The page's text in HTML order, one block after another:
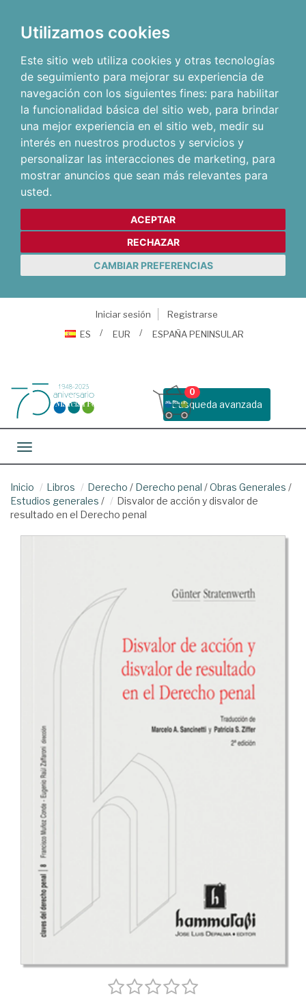
Utilizamos cookies
Este sitio web utiliza cookies y otras tecnologías
de seguimiento para mejorar su experiencia de
navegación con los siguientes fines: para habilitar
la funcionalidad básica del sitio web, para brindar
una mejor experiencia en el sitio web, medir su
interés en nuestros productos y servicios y
personalizar las interacciones de marketing, para
mostrar anuncios que sean más relevantes para
usted.
ACEPTAR
RECHAZAR
CAMBIAR PREFERENCIAS
Iniciar sesión
Registrarse
ES
EUR ESPAÑA PENINSULAR
Busqueda avanzada
0
Toggle navigation
Inicio Libros Derecho / Derecho penal /Obras Generales /
Estudios generales /
Disvalor de acción y disvalor de
resultado en el Derecho penal